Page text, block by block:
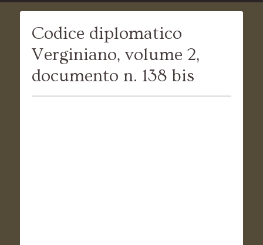
Codice diplomatico
Verginiano, volume 2,
documento n. 138 bis